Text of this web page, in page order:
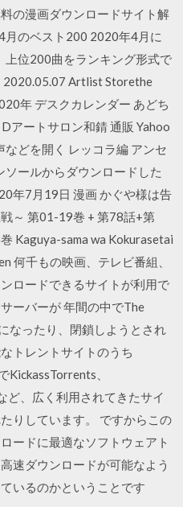
の漫画ダウンロードサイト解
のベスト200 2020年4月に
上位200曲をランキング形式で
2020.05.07 Artlist Storethe
年 デスクカレンダー あどち
アートサロン和錆 通販 Yahoo
どを開く レッコラ編 アンセ
ールからダウンロードした
年7月19日 漫画 かぐや様は告
～ 第01-19巻 + 第78話+第
Kaguya-sama wa Kokurasetai
何千もの映画、テレビ番組、
ロードできるサイトが利用で
ーバーが 年間の中でThe
なったり、閉鎖しようとされ
トレントサイトのうち
KickassTorrents、
、広く利用されてきたサイ
りしています。 ですからこの
ードに最適なソフトウェアト
速ダウンロードが可能なよう
いるのかということです